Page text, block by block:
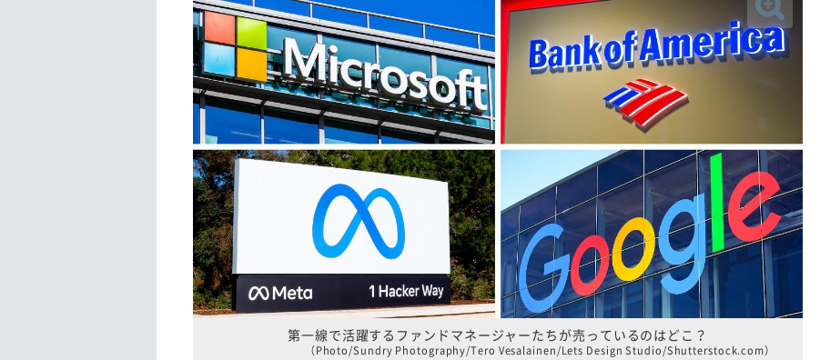
第一線で活躍するファンドマネージャーたちが売っているのはどこ？
（Photo/Sundry Photography/Tero Vesalainen/Lets Design Studio/Shutterstock.com）